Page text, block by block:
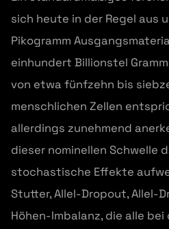
sich heute in der Regel aus
Pikogramm
einhundert Billionstel
von etwa fünfzehn bis
menschlichen Zellen
allerdings zunehmend
dieser nominellen Schwelle
stochastische Effekte
Stutter, Allel-Dropout, Allel-
Höhen-Imbalanz, die alle